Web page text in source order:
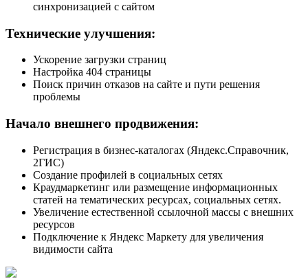
синхронизацией с сайтом
Технические улучшения:
Ускорение загрузки страниц
Настройка 404 страницы
Поиск причин отказов на сайте и пути решения
проблемы
Начало внешнего продвижения:
Регистрация в бизнес-каталогах (Яндекс.Справочник,
2ГИС)
Создание профилей в социальных сетях
Краудмаркетинг или размещение информационных
статей на тематических ресурсах, социальных сетях.
Увеличение естественной ссылочной массы с внешних
ресурсов
Подключение к Яндекс Маркету для увеличения
видимости сайта